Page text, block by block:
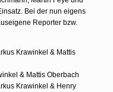
Bei der nun eigens
Reporter bzw.
Krawinkel & Mattis
& Mattis Oberbach
Krawinkel & Henry